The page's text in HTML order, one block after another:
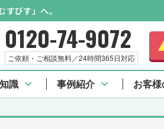
びす」へ。
0120-74-9072
ご依頼・ご相談無料／24時間365日対応
識 事例紹介 お客